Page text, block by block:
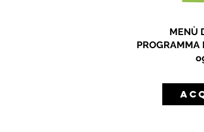
MENÙ